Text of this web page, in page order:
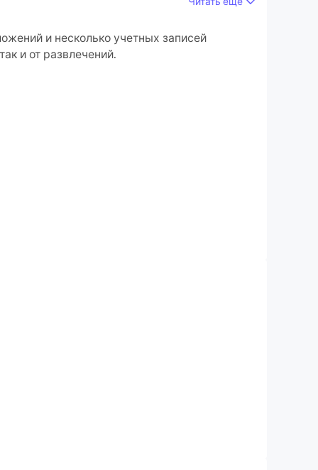
и учетных записей на своем ПК.
высокой четкости версии для ПК!
ya.ru — главная Яндекса — или ваш
Яндекса с быстрыми подсказками.
и несколько учетных записей
и от развлечений.